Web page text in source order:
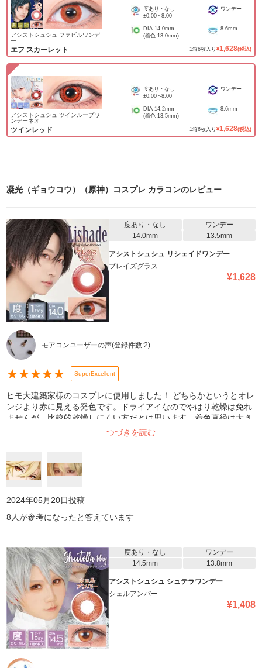
アシストシュシュ ファビルワンデ
ー
エフ スカーレット
度あり・なし
±0.00~-8.00
ワンデー
DIA 14.0mm
(着色 13.0mm)
8.6mm
1箱6枚入り ¥1,628(税込)
アシストシュシュ ツインループワ
ンデーネオ
ツインレッド
度あり・なし
±0.00~-8.00
ワンデー
DIA 14.2mm
(着色 13.5mm)
8.6mm
1箱6枚入り ¥1,628(税込)
凝光（ギョウコウ）（原神）コスプレ カラコンのレビュー
度あり・なし
ワンデー
14.0mm
13.5mm
アシストシュシュ リシェイドワンデー
ブレイズグラス
¥1,628
モアコンユーザーの声(登録件数:2)
★★★★★ SuperExcellent
ヒモ大建築家様のコスプレに使用しました！ どちらかというとオレ
ンジより赤に見える発色です。ドライアイなのでやはり乾燥は免れ
ませんが、比較的乾燥しにくい方だとは思います。着色直径は大き
くないのでとても男装向きです。イイネ。しかし発送がとても遅
く、発送までに1週間弱かかったのでギリギリでいつも生きていた
つづきを読む
2024年05月20日投稿
8 人が参考になったと答えています
度あり・なし
ワンデー
14.5mm
13.8mm
アシストシュシュ シュテラワンデー
シェルアンバー
¥1,408